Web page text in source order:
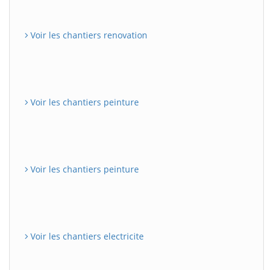
Voir les chantiers renovation
Voir les chantiers peinture
Voir les chantiers peinture
Voir les chantiers electricite